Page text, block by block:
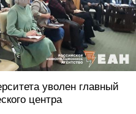
уволен главный
центра